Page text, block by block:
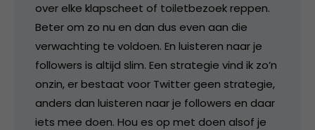
over elke klapscheet of toiletbezoek reppen.
Beter om zo nu en dan dus even aan die
verwachting te voldoen. En luisteren naar je
followers is altijd slim. Een strategie vind ik zo’n
onzin, er bestaat voor Twitter geen strategie,
anders dan luisteren naar je followers en daar
iets mee doen. Hou es op met doen alsof je